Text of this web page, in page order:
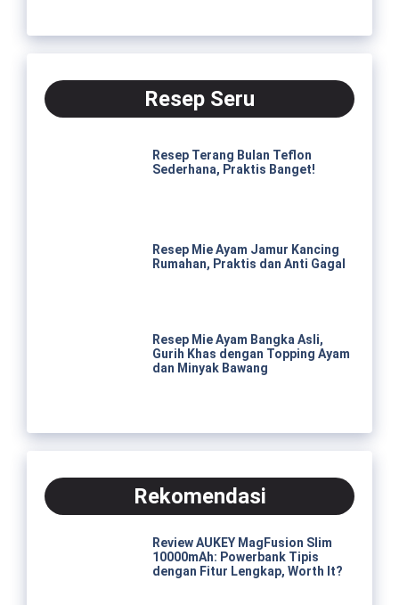
Resep Seru
Resep Terang Bulan Teflon
Sederhana, Praktis Banget!
Resep Mie Ayam Jamur Kancing
Rumahan, Praktis dan Anti Gagal
Resep Mie Ayam Bangka Asli,
Gurih Khas dengan Topping Ayam
dan Minyak Bawang
Rekomendasi
Review AUKEY MagFusion Slim
10000mAh: Powerbank Tipis
dengan Fitur Lengkap, Worth It?